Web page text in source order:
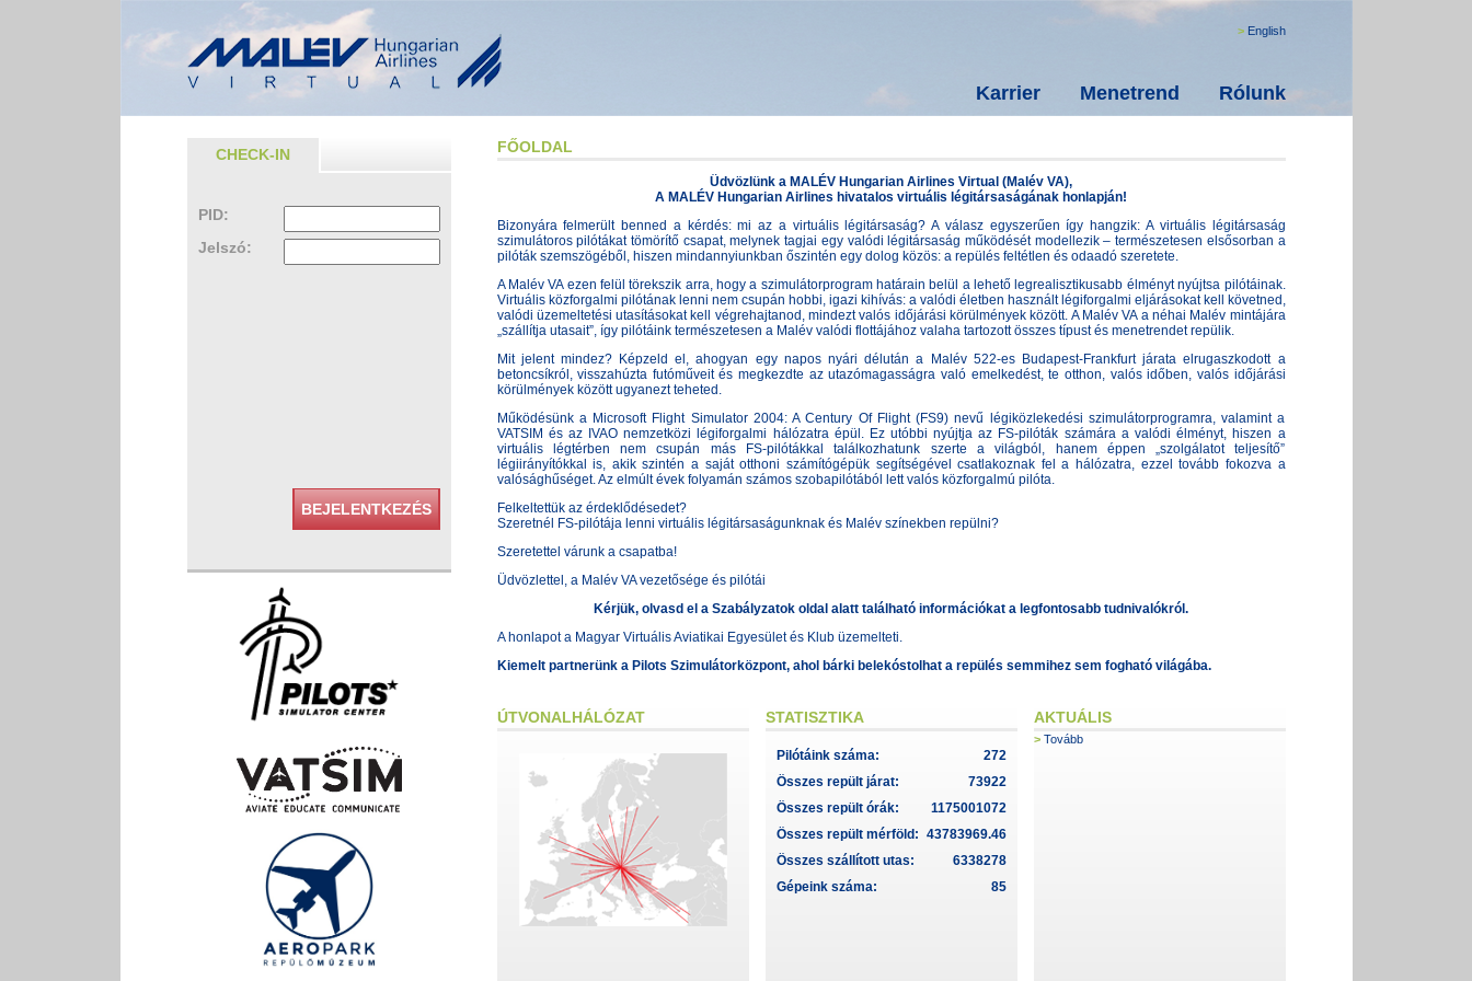
English
Karrier Menetrend Rólunk
FŐOLDAL
Üdvözlünk a MALÉV Hungarian Airlines Virtual (Malév VA),
A MALÉV Hungarian Airlines hivatalos virtuális légitársaságának honlapján!
Bizonyára felmerült benned a kérdés: mi az a virtuális légitársaság? A válasz egyszerűen így hangzik: A virtuális légitársaság
szimulátoros pilótákat tömörítő csapat, melynek tagjai egy valódi légitársaság működését modellezik – természetesen elsősorban a
pilóták szemszögéből, hiszen mindannyiunkban őszintén egy dolog közös: a repülés feltétlen és odaadó szeretete.
A Malév VA ezen felül törekszik arra, hogy a szimulátorprogram határain belül a lehető legrealisztikusabb élményt nyújtsa pilótáinak.
Virtuális közforgalmi pilótának lenni nem csupán hobbi, igazi kihívás: a valódi életben használt légiforgalmi eljárásokat kell követned,
valódi üzemeltetési utasításokat kell végrehajtanod, mindezt valós időjárási körülmények között. A Malév VA a néhai Malév mintájára
„szállítja utasait”, így pilótáink természetesen a Malév valódi flottájához valaha tartozott összes típust és menetrendet repülik.
Mit jelent mindez? Képzeld el, ahogyan egy napos nyári délután a Malév 522-es Budapest-Frankfurt járata elrugaszkodott a
betoncsíkról, visszahúzta futóműveit és megkezdte az utazómagasságra való emelkedést, te otthon, valós időben, valós időjárási
körülmények között ugyanezt teheted.
Működésünk a Microsoft Flight Simulator 2004: A Century Of Flight (FS9) nevű légiközlekedési szimulátorprogramra, valamint a
VATSIM és az IVAO nemzetközi légiforgalmi hálózatra épül. Ez utóbbi nyújtja az FS-pilóták számára a valódi élményt, hiszen a
virtuális légtérben nem csupán más FS-pilótákkal találkozhatunk szerte a világból, hanem éppen „szolgálatot teljesítő”
légiirányítókkal is, akik szintén a saját otthoni számítógépük segítségével csatlakoznak fel a hálózatra, ezzel tovább fokozva a
valósághűséget. Az elmúlt évek folyamán számos szobapilótából lett valós közforgalmú pilóta.
Felkeltettük az érdeklődésedet?
Szeretnél FS-pilótája lenni virtuális légitársaságunknak és Malév színekben repülni?
Szeretettel várunk a csapatba!
Üdvözlettel, a Malév VA vezetősége és pilótái
Kérjük, olvasd el a Szabályzatok oldal alatt található információkat a legfontosabb tudnivalókról.
A honlapot a Magyar Virtuális Aviatikai Egyesület és Klub üzemelteti.
Kiemelt partnerünk a Pilots Szimulátorközpont, ahol bárki belekóstolhat a repülés semmihez sem fogható világába.
CHECK-IN
PID:
Jelszó:
BEJELENTKEZÉS
ÚTVONALHÁLÓZAT STATISZTIKA
Pilótáink száma:
272
Összes repült járat:
73922
Összes repült órák:
1175001072
Összes repült mérföld: 43783969.46
Összes szállított utas:
6338278
Gépeink száma:
85
AKTUÁLIS
Tovább